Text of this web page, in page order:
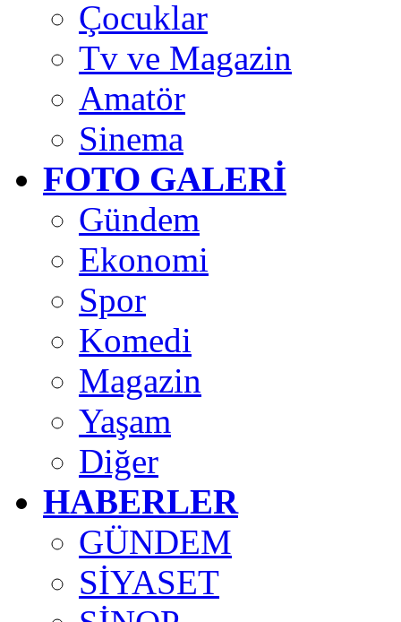
Çocuklar
Tv ve Magazin
Amatör
Sinema
FOTO GALERİ
Gündem
Ekonomi
Spor
Komedi
Magazin
Yaşam
Diğer
HABERLER
GÜNDEM
SİYASET